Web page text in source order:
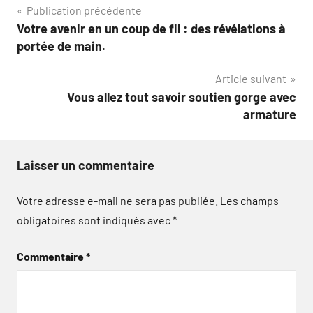
Navigation
de
Publication précédente
Votre avenir en un coup de fil : des révélations à
portée de main.
Article suivant
Vous allez tout savoir soutien gorge avec
armature
Laisser un commentaire
Votre adresse e-mail ne sera pas publiée. Les champs
obligatoires sont indiqués avec*
Commentaire*